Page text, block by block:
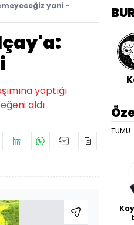
yani -
yaptığı
aldı
TÜMÜ